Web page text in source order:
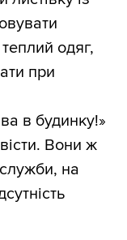
одяг,
при
в будинку!»
Вони ж
на